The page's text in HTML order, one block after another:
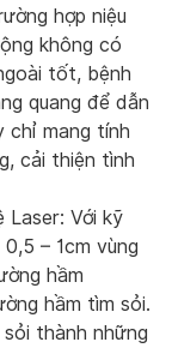
hợp niệu
không có
tốt, bệnh
quang để dẫn
chỉ mang tính
cải thiện tình
Laser: Với kỹ
– 1cm vùng
hầm
hầm tìm sỏi.
thành những